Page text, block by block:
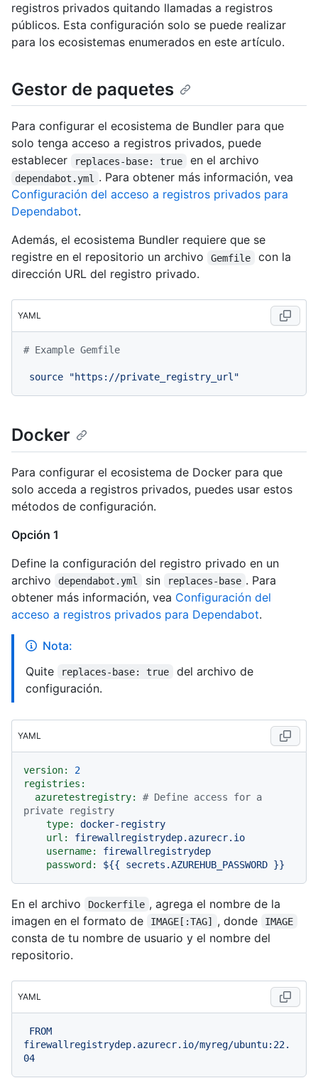
registros privados quitando llamadas a registros
públicos. Esta configuración solo se puede realizar
para los ecosistemas enumerados en este artículo.
Gestor de paquetes
Para configurar el ecosistema de Bundler para que
solo tenga acceso a registros privados, puede
establecer
replaces-base: true en el archivo
dependabot.yml
. Para obtener más información, vea
Configuración del acceso a registros privados para
Dependabot.
Además, el ecosistema Bundler requiere que se
registre en el repositorio un archivo
Gemfile
con la
dirección URL del registro privado.
YAML
# Example Gemfile
source "https://private_registry_url"
Docker
Para configurar el ecosistema de Docker para que
solo acceda a registros privados, puedes usar estos
métodos de configuración.
Opción 1
Define la configuración del registro privado en un
archivo
dependabot.yml sin replaces-base . Para
obtener más información, vea Configuración del
acceso a registros privados para Dependabot.
Nota:
Quite
replaces-base: true
del archivo de
configuración.
YAML
version:
2
registries:
azuretestregistry:
# Define access for a
private registry
type:
docker-registry
url:
firewallregistrydep.azurecr.io
username:
firewallregistrydep
password:
${{ secrets.AZUREHUB_PASSWORD }}
En el archivo Dockerfile , agrega el nombre de la
imagen en el formato de
IMAGE[:TAG] , donde IMAGE
consta de tu nombre de usuario y el nombre del
repositorio.
YAML
FROM
firewallregistrydep.azurecr.io/myreg/ubuntu:22.
04